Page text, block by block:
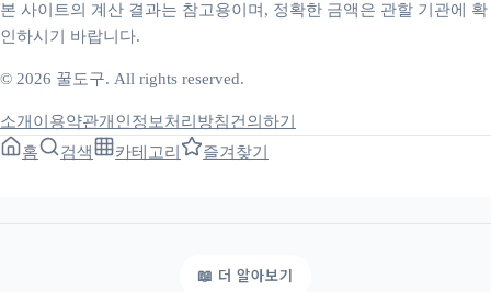
본 사이트의 계산 결과는 참고용이며, 정확한 금액은 관할 기관에 확
인하시기 바랍니다.
© 2026 꿀도구. All rights reserved.
소개 이용약관개인정보처리방침건의하기
홈
검색 카테고리 즐겨찾기